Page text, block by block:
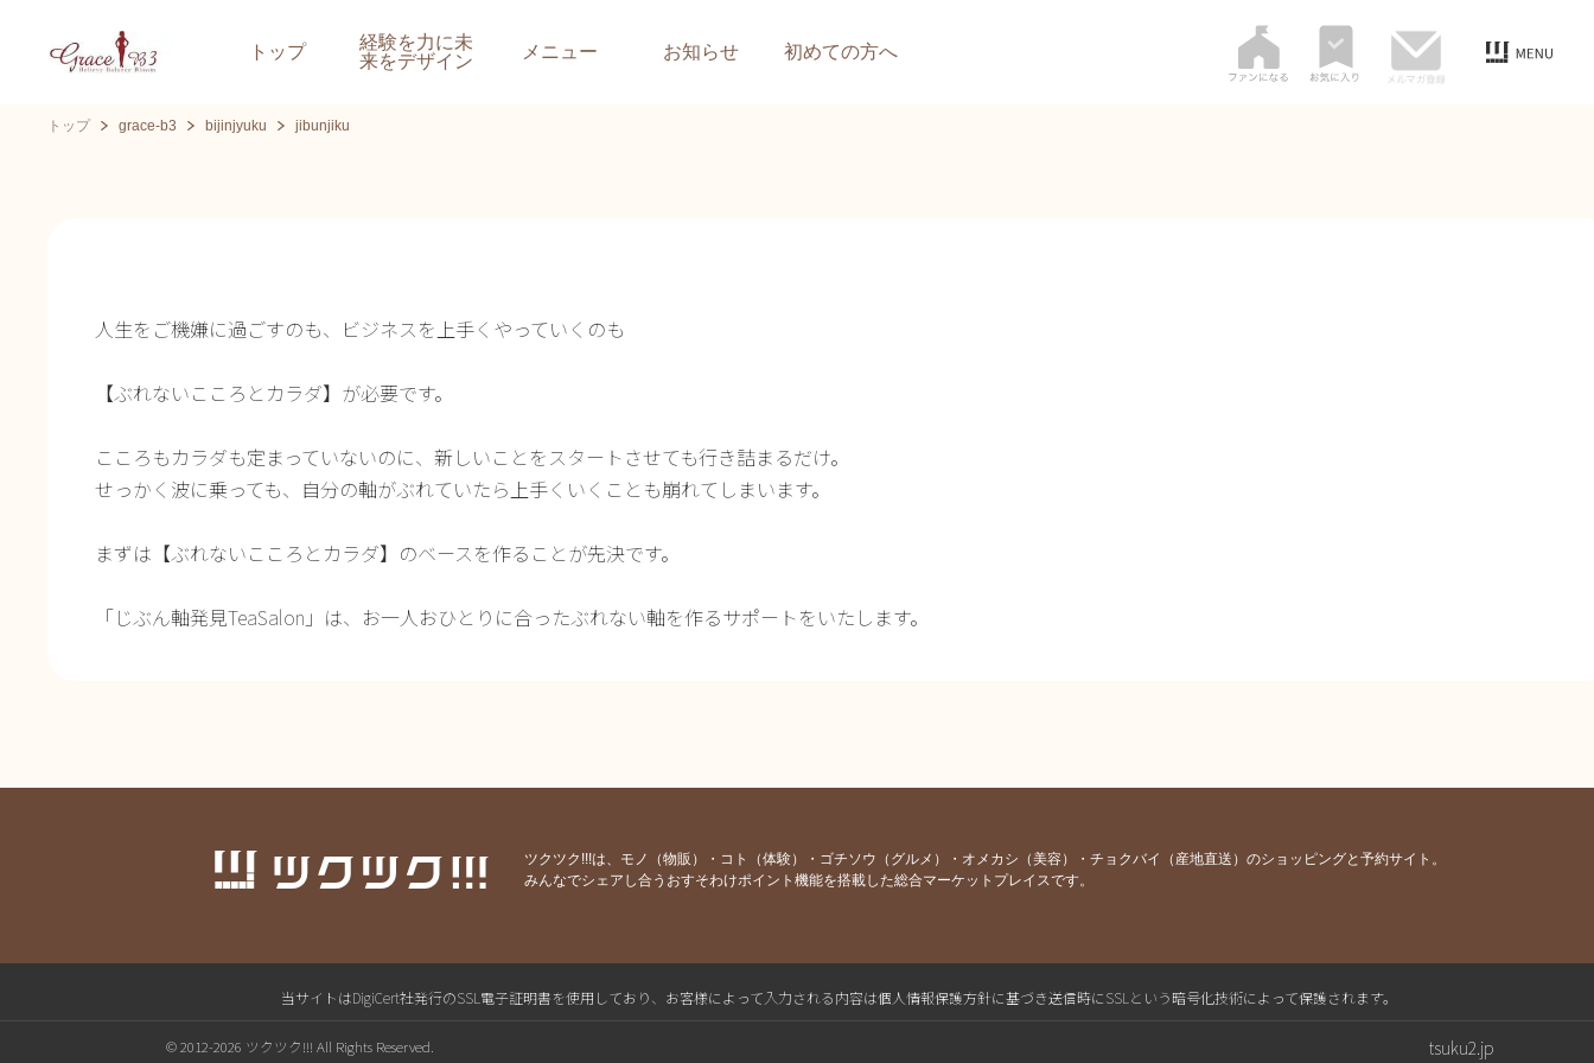
トップ
経験を力に未
来をデザイン
メニュー お知らせ 初めての方へ
トップ grace-b3 bijinjyuku jibunjiku
人生をご機嫌に過ごすのも、ビジネスを上手くやっていくのも
​【ぶれないこころとカラダ】が必要です。
こころもカラダも定まっていないのに、新しいことをスタートさせても行き詰まるだけ。
せっかく波に乗っても、自分の軸がぶれていたら上手くいくことも崩れてしまいます。
まずは【ぶれないこころとカラダ】のベースを作ることが先決です。
「じぶん軸発見TeaSalon」は、お一人おひとりに合ったぶれない軸を作るサポートをいたします。
ツクツク!!!は、モノ（物販）・コト（体験）・ゴチソウ（グルメ）・オメカシ（美容）・チョクバイ（産地直送）のショッピングと予約サイト。
みんなでシェアし合うおすそわけポイント機能を搭載した総合マーケットプレイスです。
当サイトはDigiCert社発行のSSL電子証明書を使用しており、お客様によって入力される内容は個人情報保護方針に基づき送信時にSSLという暗号化技術によって保護されます。
© 2012-2026 ツクツク!!! All Rights Reserved. tsuku2.jp